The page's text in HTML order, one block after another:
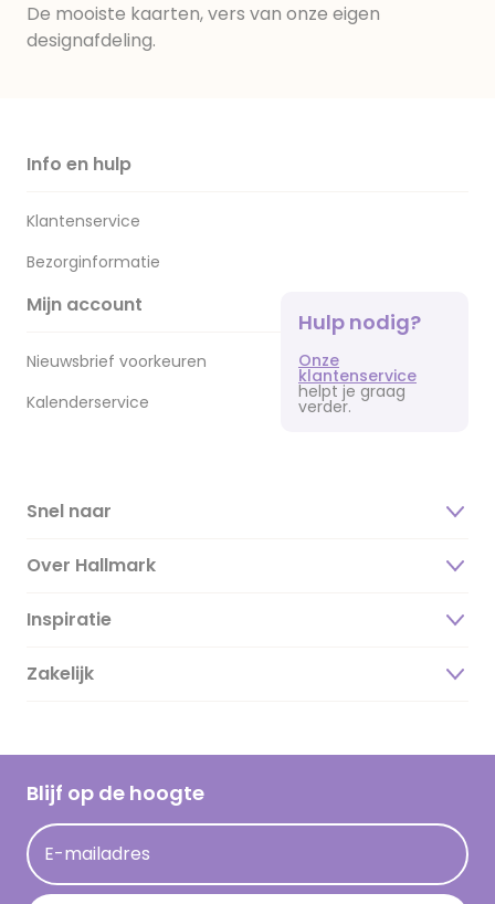
De mooiste kaarten, vers van onze eigen
designafdeling.
Info en hulp
Klantenservice
Bezorginformatie
Mijn account
Nieuwsbrief voorkeuren
Kalenderservice
Hulp nodig?
Onze
klantenservice
helpt je graag
verder.
Snel naar
Over Hallmark
Over ons
Duurzaamheid
Hallmark Kaartclub
Acties
Persberichten
Inspiratie
Magazine
Cadeau inspiratie
Kaartinspiratie
Zakelijk
Blijf op de hoogte
E-mailadres